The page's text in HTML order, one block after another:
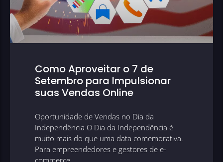
Como Aproveitar o 7 de
Setembro para Impulsionar
suas Vendas Online
Oportunidade de Vendas no Dia da
Independência O Dia da Independência é
muito mais do que uma data comemorativa.
Para empreendedores e gestores de e-